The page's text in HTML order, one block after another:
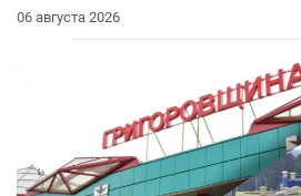
06 августа 2026